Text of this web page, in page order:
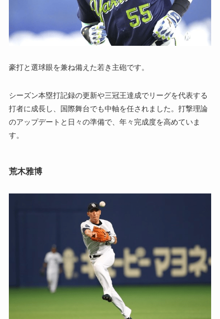
豪打と選球眼を兼ね備えた若き主砲です。
シーズン本塁打記録の更新や三冠王達成でリーグを代表する
打者に成長し、国際舞台でも中軸を任されました。打撃理論
のアップデートと日々の準備で、年々完成度を高めていま
す。
荒木雅博